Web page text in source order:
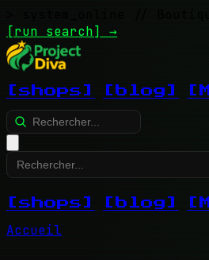
//
[run search] →
[shops] [blog]
[shops] [blog]
Accueil